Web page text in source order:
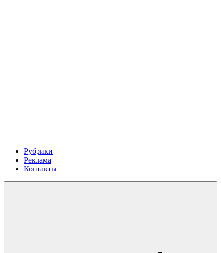
Рубрики
Реклама
Контакты